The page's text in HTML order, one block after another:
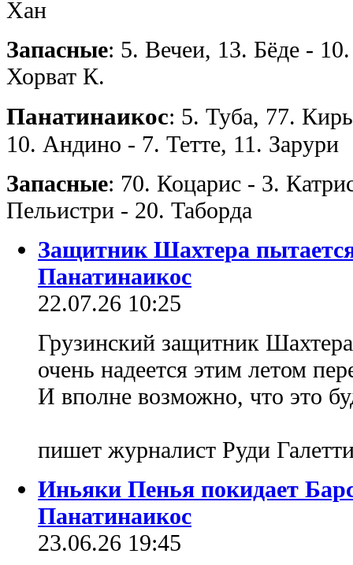
Хан
Запасные: 5. Вечеи, 13. Бёде -
Хорват К.
Панатинаикос: 5. Туба, 77.
10. Андино - 7. Тетте, 11. Зарури
Запасные: 70. Коцарис - 3.
Пельистри - 20. Таборда
Защитник Шахтера пытается
Панатинаикос
22.07.26 10:25
Грузинский защитник
очень надеется этим летом
И вполне возможно, что это
пишет журналист Руди
Иньяки Пенья покидает
Панатинаикос
23.06.26 19:45